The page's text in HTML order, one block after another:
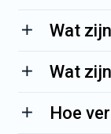
Wat
Wat
Hoe